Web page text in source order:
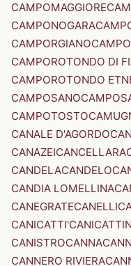
CAMPOMAGGIORE
CAMPONOGARA
CAMPORGIANO
CAMPOROTONDO DI
CAMPOROTONDO
CAMPOSANO
CAMPOTOSTO
CANALE D'AGORDO
CANAZEICANCELLARA
CANDELACANDELO
CANDIA LOMELLINA
CANEGRATECANELLI
CANICATTI'
CANISTROCANNA
CANNERO RIVIERA